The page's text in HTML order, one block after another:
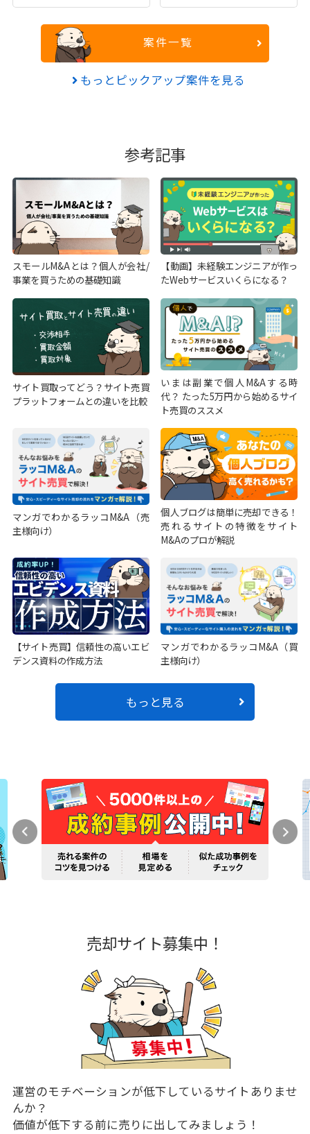
案件一覧
もっとピックアップ案件を見る
参考記事
スモールM&Aとは？個人が会社/
事業を買うための基礎知識
【動画】未経験エンジニアが作っ
たWebサービスいくらになる？
サイト買取ってどう？サイト売買
プラットフォームとの違いを比較
いまは副業で個人M&Aする時
代？ たった5万円から始めるサイ
ト売買のススメ
マンガでわかるラッコM&A（売
主様向け）
個人ブログは簡単に売却できる！
売れるサイトの特徴をサイト
M&Aのプロが解説
【サイト売買】信頼性の高いエビ
デンス資料の作成方法
マンガでわかるラッコM&A（買
主様向け）
もっと見る
売却サイト募集中！
運営のモチベーションが低下しているサイトありませ
んか？
価値が低下する前に売りに出してみましょう！